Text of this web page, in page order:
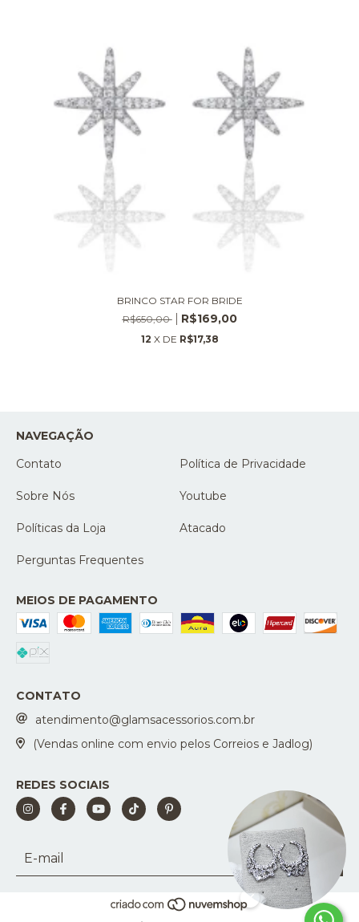
BRINCO STAR FOR BRIDE
R$650,00
R$169,00
12 X DE R$17,38
NAVEGAÇÃO
Contato
Política de Privacidade
Sobre Nós Youtube
Políticas da Loja Atacado
Perguntas Frequentes
MEIOS DE PAGAMENTO
CONTATO
atendimento@glamsacessorios.com.br
(Vendas online com envio pelos Correios e Jadlog)
REDES SOCIAIS